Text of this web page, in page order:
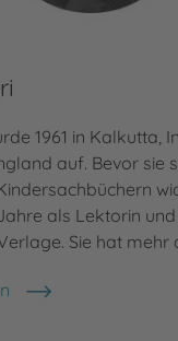
1961 in Kalkutta,
auf. Bevor sie
als Lektorin
Sie hat mehr